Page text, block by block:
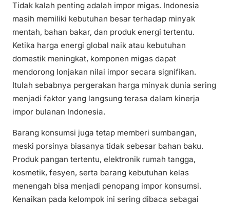
Tidak kalah penting adalah impor migas. Indonesia
masih memiliki kebutuhan besar terhadap minyak
mentah, bahan bakar, dan produk energi tertentu.
Ketika harga energi global naik atau kebutuhan
domestik meningkat, komponen migas dapat
mendorong lonjakan nilai impor secara signifikan.
Itulah sebabnya pergerakan harga minyak dunia sering
menjadi faktor yang langsung terasa dalam kinerja
impor bulanan Indonesia.
Barang konsumsi juga tetap memberi sumbangan,
meski porsinya biasanya tidak sebesar bahan baku.
Produk pangan tertentu, elektronik rumah tangga,
kosmetik, fesyen, serta barang kebutuhan kelas
menengah bisa menjadi penopang impor konsumsi.
Kenaikan pada kelompok ini sering dibaca sebagai